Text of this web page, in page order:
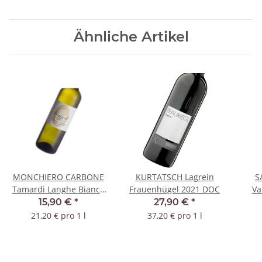
Ähnliche Artikel
MONCHIERO CARBONE
Tamardì Langhe Bianco
2021 DOC
15,90 € *
21,20 € pro 1 l
KURTATSCH Lagrein
Frauenhügel 2021 DOC
27,90 € *
37,20 € pro 1 l